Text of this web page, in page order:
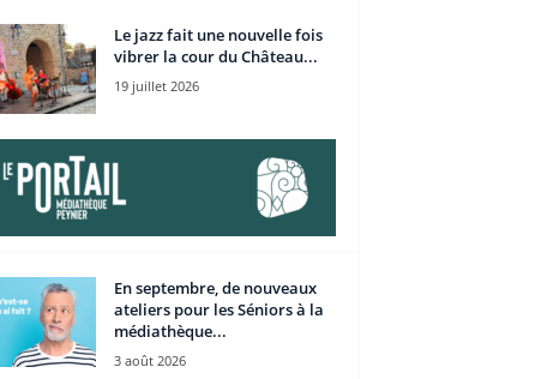
Le jazz fait une nouvelle fois
vibrer la cour du Château...
19 juillet 2026
En septembre, de nouveaux
ateliers pour les Séniors à la
médiathèque...
3 août 2026